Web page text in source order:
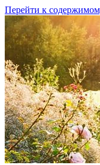
Перейти к